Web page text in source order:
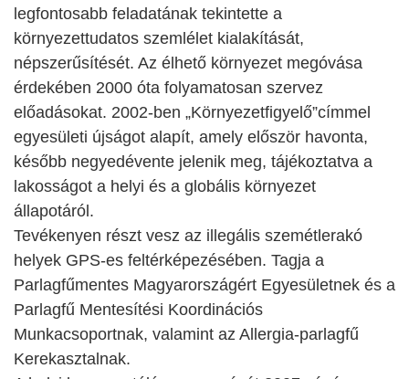
legfontosabb feladatának tekintette a
környezettudatos szemlélet kialakítását,
népszerűsítését. Az élhető környezet megóvása
érdekében 2000 óta folyamatosan szervez
előadásokat. 2002-ben „Környezetfigyelő”címmel
egyesületi újságot alapít, amely először havonta,
később negyedévente jelenik meg, tájékoztatva a
lakosságot a helyi és a globális környezet
állapotáról.
Tevékenyen részt vesz az illegális szemétlerakó
helyek GPS-es feltérképezésében. Tagja a
Parlagfűmentes Magyarországért Egyesületnek és a
Parlagfű Mentesítési Koordinációs
Munkacsoportnak, valamint az Allergia-parlagfű
Kerekasztalnak.